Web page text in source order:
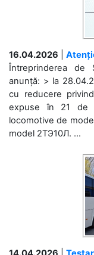
16.04.2026
Întreprinderea de
anunță: > la
cu reducere
expuse în 21 de
locomotive de
model 2ТЭ10Л. ...